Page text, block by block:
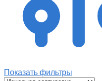
Показать фильтры